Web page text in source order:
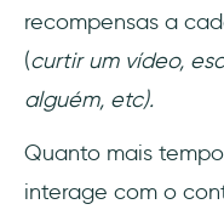
recompensas a
(curtir um vídeo,
alguém, etc).
Quanto mais
interage com o